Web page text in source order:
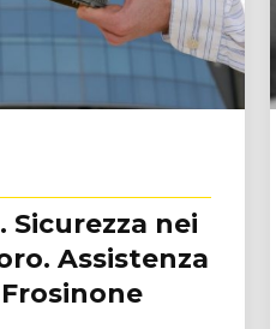
Sicurezza nei
Assistenza